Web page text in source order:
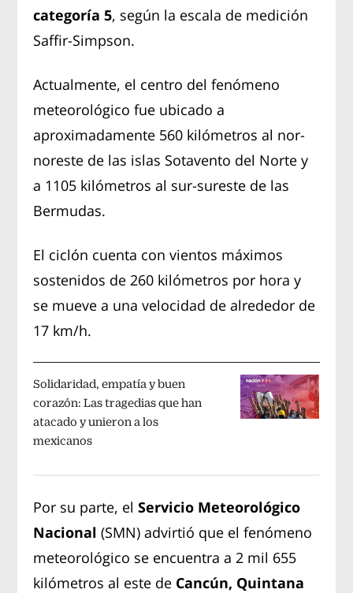
categoría 5, según la escala de medición
Saffir-Simpson.
Actualmente, el centro del fenómeno
meteorológico fue ubicado a
aproximadamente 560 kilómetros al nor-
noreste de las islas Sotavento del Norte y
a 1105 kilómetros al sur-sureste de las
Bermudas.
El ciclón cuenta con vientos máximos
sostenidos de 260 kilómetros por hora y
se mueve a una velocidad de alrededor de
17 km/h.
Solidaridad, empatía y buen
corazón: Las tragedias que han
atacado y unieron a los
mexicanos
Por su parte, elServicio Meteorológico
Nacional (SMN) advirtió que el fenómeno
meteorológico se encuentra a 2 mil 655
kilómetros al este de Cancún, Quintana